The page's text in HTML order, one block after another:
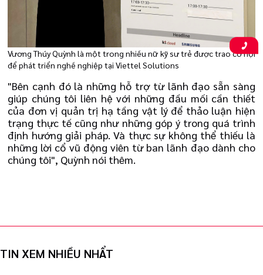
Vương Thúy Quỳnh là một trong nhiều nữ kỹ sư trẻ được trao cơ hội
để phát triển nghề nghiệp tại Viettel Solutions
"Bên cạnh đó là những hỗ trợ từ lãnh đạo sẵn sàng
giúp chúng tôi liên hệ với những đầu mối cần thiết
của đơn vị quản trị hạ tầng vật lý để thảo luận hiện
trạng thực tế cũng như những góp ý trong quá trình
định hướng giải pháp. Và thực sự không thể thiếu là
những lời cổ vũ động viên từ ban lãnh đạo dành cho
chúng tôi", Quỳnh nói thêm.
TIN XEM NHIỀU NHẨT